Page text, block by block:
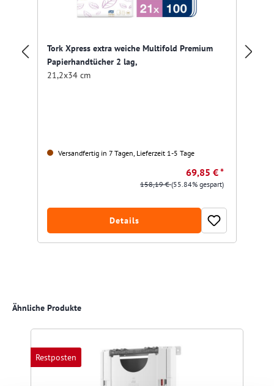
Tork Xpress extra weiche Multifold Premium
Papierhandtücher 2 lag,
21,2x34 cm
Versandfertig in 7 Tagen, Lieferzeit 1-5 Tage
69,85 € *
158,19 €(55.84% gespart)
Details
Produktgalerie überspringen
Ähnliche Produkte
Restposten